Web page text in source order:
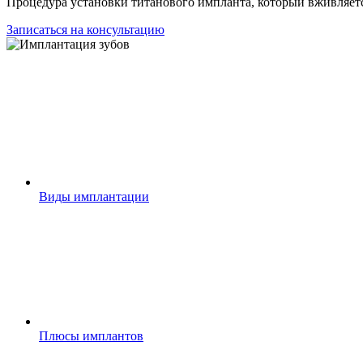
Записаться на консультацию
Виды имплантации
Плюсы имплантов